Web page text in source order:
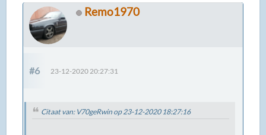
Remo1970
#6 23-12-2020 20:27:31
Citaat van: V70geRwin op 23-12-2020 18:27:16